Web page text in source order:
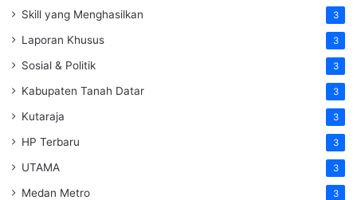
Skill yang Menghasilkan 3
Laporan Khusus 3
Sosial & Politik 3
Kabupaten Tanah Datar 3
Kutaraja 3
HP Terbaru 3
UTAMA 3
Medan Metro 3